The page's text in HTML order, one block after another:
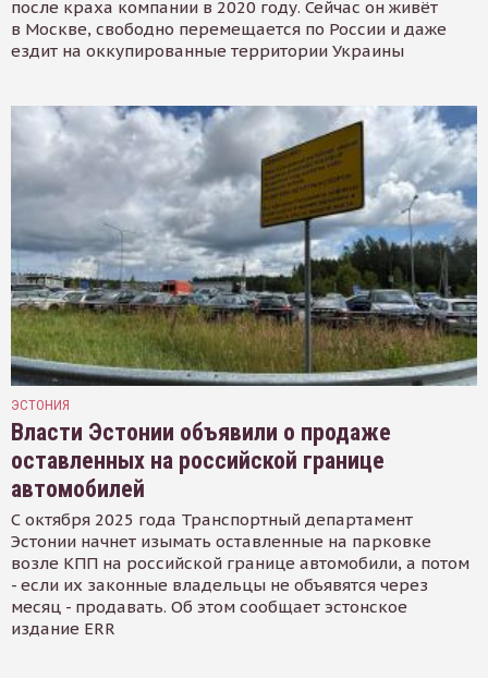
после краха компании в 2020 году. Сейчас он живёт
в Москве, свободно перемещается по России и даже
ездит на оккупированные территории Украины
ЭСТОНИЯ
Власти Эстонии объявили о продаже
оставленных на российской границе
автомобилей
С октября 2025 года Транспортный департамент
Эстонии начнет изымать оставленные на парковке
возле КПП на российской границе автомобили, а потом
- если их законные владельцы не объявятся через
месяц - продавать. Об этом сообщает эстонское
издание ERR